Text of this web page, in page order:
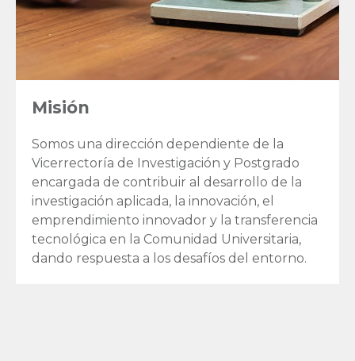
Misión
Somos una dirección dependiente de la
Vicerrectoría de Investigación y Postgrado
encargada de contribuir al desarrollo de la
investigación aplicada, la innovación, el
emprendimiento innovador y la transferencia
tecnológica en la Comunidad Universitaria,
dando respuesta a los desafíos del entorno.